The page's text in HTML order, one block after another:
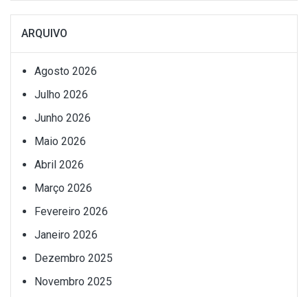
ARQUIVO
Agosto 2026
Julho 2026
Junho 2026
Maio 2026
Abril 2026
Março 2026
Fevereiro 2026
Janeiro 2026
Dezembro 2025
Novembro 2025